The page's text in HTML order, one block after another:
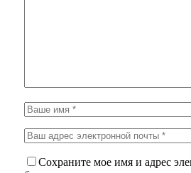
Сохраните мое имя и адрес